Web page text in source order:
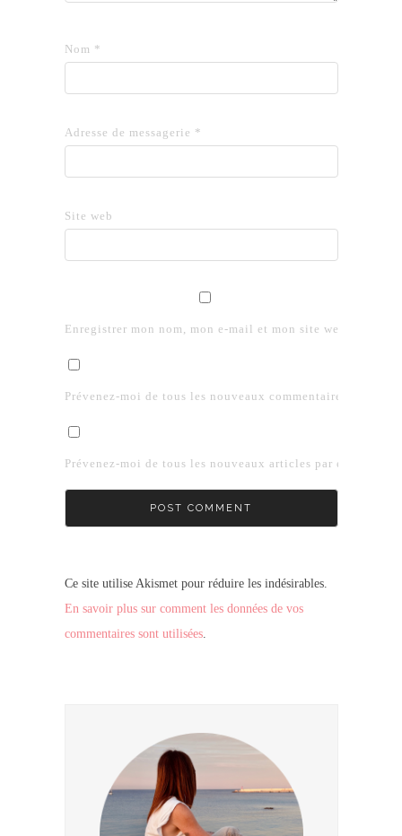
Nom *
Adresse de messagerie *
Site web
Enregistrer mon nom, mon e-mail et mon site web dans le
Prévenez-moi de tous les nouveaux commentaires par e-
Prévenez-moi de tous les nouveaux articles par e-mail.
Ce site utilise Akismet pour réduire les indésirables.
En savoir plus sur comment les données de vos
commentaires sont utilisées.